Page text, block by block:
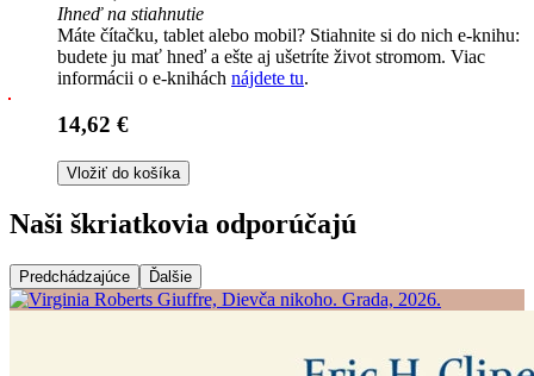
Ihneď na stiahnutie
Máte čítačku, tablet alebo mobil? Stiahnite si do nich e-knihu:
budete ju mať hneď a ešte aj ušetríte život stromom. Viac
informácii o e-knihách nájdete tu.
14,62 €
Vložiť do košíka
Naši škriatkovia odporúčajú
Predchádzajúce Ďalšie